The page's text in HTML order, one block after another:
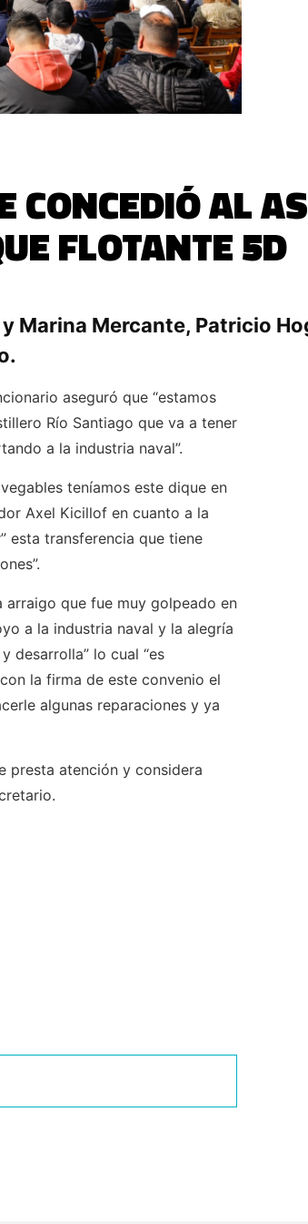
CONCEDIÓ AL
FLOTANTE 5D
Marina Mercante, Patricio
aseguró que “estamos
Río Santiago que va a tener
a la industria naval”.
teníamos este dique en
Axel Kicillof en cuanto a la
esta transferencia que tiene
arraigo que fue muy golpeado en
a la industria naval y la alegría
desarrolla” lo cual “es
la firma de este convenio el
algunas reparaciones y ya
presta atención y considera